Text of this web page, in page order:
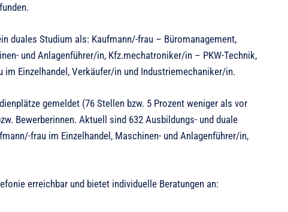
duales Studium als: Kaufmann/-frau – Büromanagement,
und Anlagenführer/in, Kfz.mechatroniker/in – PKW-Technik,
Einzelhandel, Verkäufer/in und Industriemechaniker/in.
gemeldet (76 Stellen bzw. 5 Prozent weniger als vor
Bewerberinnen. Aktuell sind 632 Ausbildungs- und duale
frau im Einzelhandel, Maschinen- und Anlagenführer/in,
erreichbar und bietet individuelle Beratungen an: